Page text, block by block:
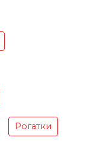
Рогатки